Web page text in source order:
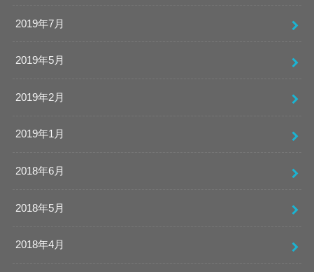
2019年7月
2019年5月
2019年2月
2019年1月
2018年6月
2018年5月
2018年4月